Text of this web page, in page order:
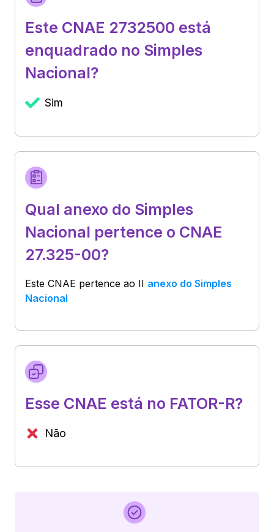
Este CNAE 2732500 está
enquadrado no Simples
Nacional?
Sim
Qual anexo do Simples
Nacional pertence o CNAE
27.325-00?
Este CNAE pertence ao II anexo do Simples
Nacional
Esse CNAE está no FATOR-R?
Não